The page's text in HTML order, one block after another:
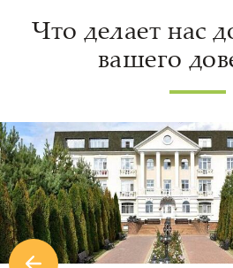
Что делает нас
вашего